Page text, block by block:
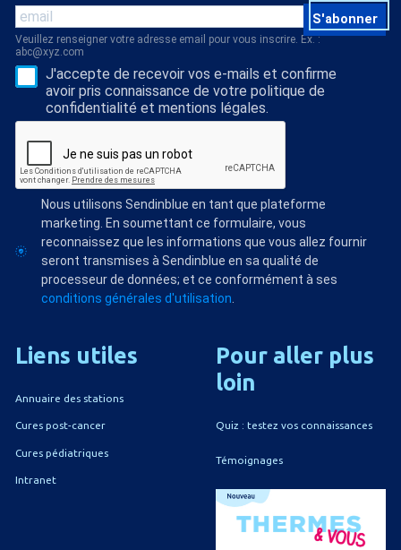
S'abonner
Veuillez renseigner votre adresse email pour vous inscrire. Ex. :
abc@xyz.com
J'accepte de recevoir vos e-mails et confirme
avoir pris connaissance de votre politique de
confidentialité et mentions légales.
Nous utilisons Sendinblue en tant que plateforme
marketing. En soumettant ce formulaire, vous
reconnaissez que les informations que vous allez fournir
seront transmises à Sendinblue en sa qualité de
processeur de données; et ce conformément à ses
conditions générales d'utilisation
Liens utiles
Annuaire des stations
Cures post-cancer
Cures pédiatriques
Intranet
Pour aller plus
loin
Quiz : testez vos connaissances
Témoignages